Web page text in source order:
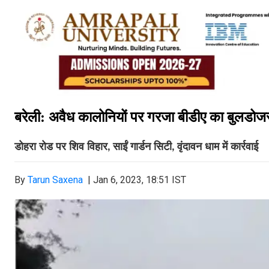
बरेली: अवैध कालोनियों पर गरजा बीडीए का
डोहरा रोड पर शिव विहार,साईं गार्डन सिटी,वृंदावन धाम में कार्रवाई
By Tarun Saxena | Jan 6, 2023, 18:51 IST